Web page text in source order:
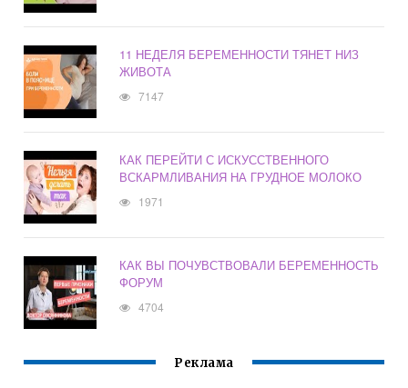
11 НЕДЕЛЯ БЕРЕМЕННОСТИ ТЯНЕТ НИЗ
ЖИВОТА
7147
КАК ПЕРЕЙТИ С ИСКУССТВЕННОГО
ВСКАРМЛИВАНИЯ НА ГРУДНОЕ МОЛОКО
1971
КАК ВЫ ПОЧУВСТВОВАЛИ БЕРЕМЕННОСТЬ
ФОРУМ
4704
Реклама